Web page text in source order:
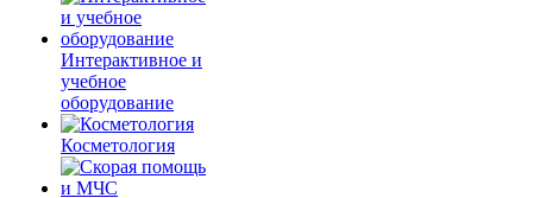
Интерактивное и
учебное
оборудование
Косметология